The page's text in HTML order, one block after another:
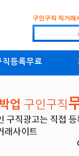
구인구직 직거래
직등록무료